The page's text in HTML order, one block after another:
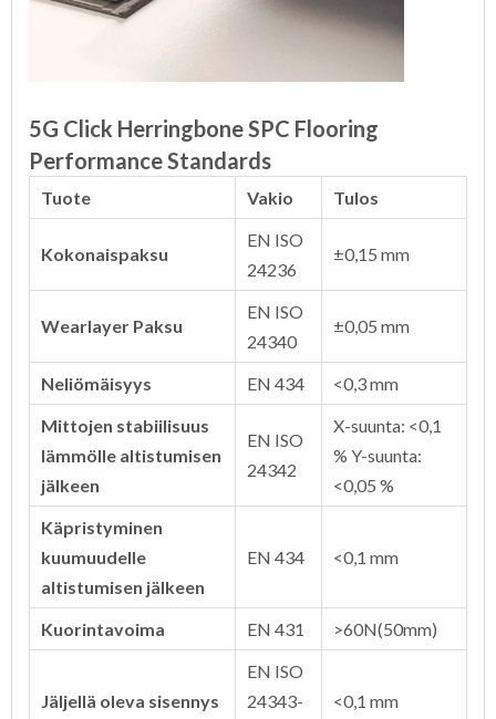
5G Click Herringbone SPC Flooring
Performance Standards
Tuote Vakio Tulos
Kokonaispaksu
EN ISO
24236
±0,15 mm
Wearlayer Paksu
EN ISO
24340
±0,05 mm
Neliömäisyys EN 434
<0,3 mm
Mittojen stabiilisuus
lämmölle altistumisen
jälkeen
EN ISO
24342
X-suunta: <0,1
% Y-suunta:
<0,05 %
Käpristyminen
kuumuudelle
altistumisen jälkeen
EN 434 <0,1 mm
Kuorintavoima EN 431 >60N(50mm)
Jäljellä oleva sisennys
EN ISO
24343-
<0,1 mm